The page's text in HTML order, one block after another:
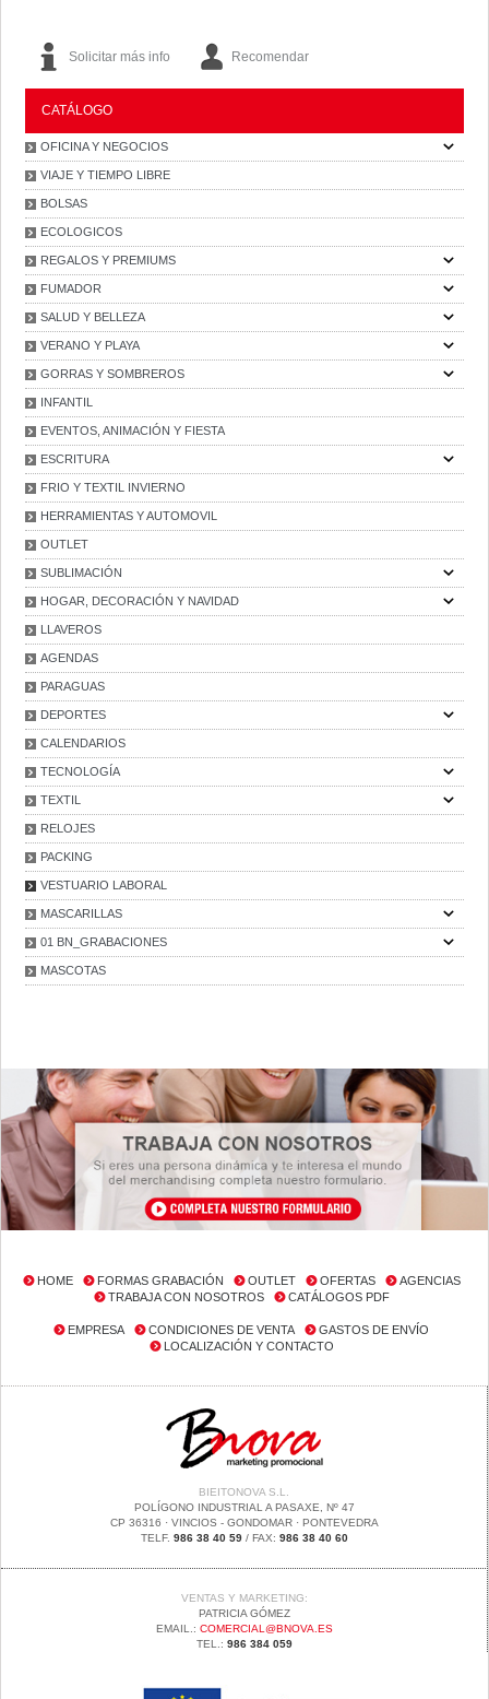
Solicitar más info Recomendar
CATÁLOGO
OFICINA Y NEGOCIOS
VIAJE Y TIEMPO LIBRE
BOLSAS
ECOLOGICOS
REGALOS Y PREMIUMS
FUMADOR
SALUD Y BELLEZA
VERANO Y PLAYA
GORRAS Y SOMBREROS
INFANTIL
EVENTOS, ANIMACIÓN Y FIESTA
ESCRITURA
FRIO Y TEXTIL INVIERNO
HERRAMIENTAS Y AUTOMOVIL
OUTLET
SUBLIMACIÓN
HOGAR, DECORACIÓN Y NAVIDAD
LLAVEROS
AGENDAS
PARAGUAS
DEPORTES
CALENDARIOS
TECNOLOGÍA
TEXTIL
RELOJES
PACKING
VESTUARIO LABORAL
MASCARILLAS
01 BN_GRABACIONES
MASCOTAS
HOME FORMAS GRABACIÓN OUTLET OFERTAS
AGENCIAS
TRABAJA CON NOSOTROS
CATÁLOGOS PDF
EMPRESA CONDICIONES DE VENTA
GASTOS DE ENVÍO
LOCALIZACIÓN Y CONTACTO
BIEITONOVA S.L.
POLÍGONO INDUSTRIAL A PASAXE, Nº 47
CP 36316 · VINCIOS - GONDOMAR · PONTEVEDRA
TELF. 986 38 40 59/ FAX: 986 38 40 60
VENTAS Y MARKETING:
PATRICIA GÓMEZ
EMAIL.: COMERCIAL@BNOVA.ES
TEL.: 986 384 059